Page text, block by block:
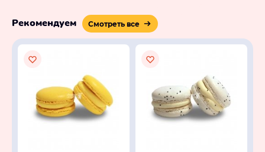
Рекомендуем Смотреть все